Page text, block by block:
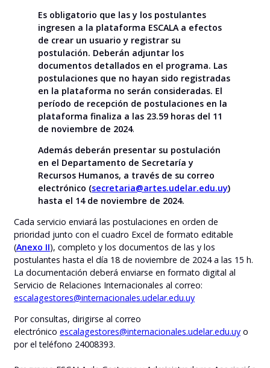
Es obligatorio que las y los postulantes
ingresen a la plataforma ESCALA a efectos
de crear un usuario y registrar su
postulación. Deberán adjuntar los
documentos detallados en el programa. Las
postulaciones que no hayan sido registradas
en la plataforma no serán consideradas. El
período de recepción de postulaciones en la
plataforma finaliza a las 23.59 horas del 11
de noviembre de 2024.
Además deberán presentar su postulación
en el Departamento de Secretaría y
Recursos Humanos, a través de su correo
electrónico (secretaria@artes.udelar.edu.uy)
hasta el 14 de noviembre de 2024.
Cada servicio enviará las postulaciones en orden de
prioridad junto con el cuadro Excel de formato editable
(Anexo II), completo y los documentos de las y los
postulantes hasta el día 18 de noviembre de 2024 a las 15 h.
La documentación deberá enviarse en formato digital al
Servicio de Relaciones Internacionales al correo:
escalagestores@internacionales.udelar.edu.uy
Por consultas, dirigirse al correo
electrónico escalagestores@internacionales.udelar.edu.uy o
por el teléfono 24008393.